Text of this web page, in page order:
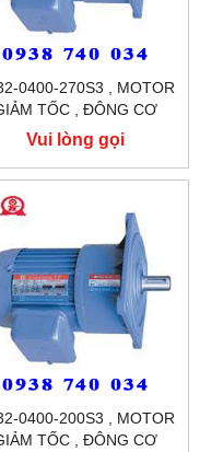
0400-270S3 , MOTOR
TỐC , ĐÔNG CƠ
GIẢM TỐC MẶT BÍCH
TUNGLEE
Vui lòng gọi
0400-200S3 , MOTOR
TỐC , ĐÔNG CƠ